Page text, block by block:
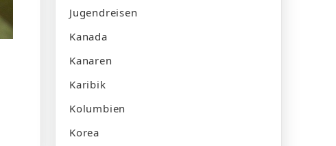
Jugendreisen
Kanada
Kanaren
Karibik
Kolumbien
Korea